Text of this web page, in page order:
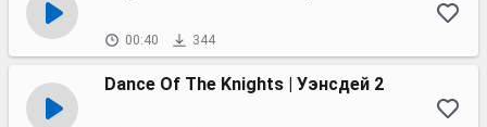
00:40 344
Dance Of The Knights | Уэнсдей 2